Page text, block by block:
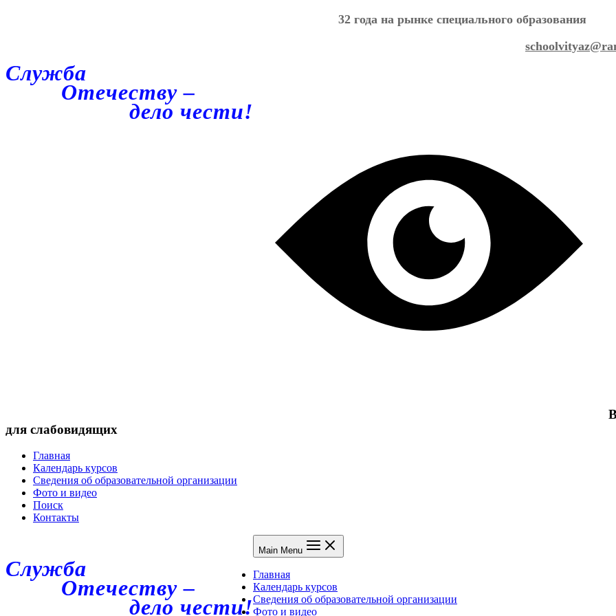
32 года на рынке специального образования
Служба
Отечеству –
дело чести!
для слабовидящих
Главная
Календарь курсов
Сведения об образовательной организации
Фото и видео
Поиск
Контакты
Служба
Отечеству –
дело чести!
Main Menu
Главная
Календарь курсов
Сведения об образовательной организации
Фото и видео